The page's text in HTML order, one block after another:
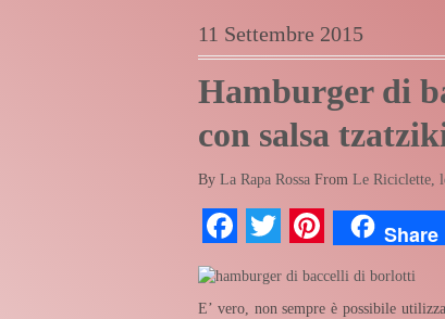
11 Settembre 2015
Hamburger di
con salsa
By La Rapa Rossa From Le Riciclette,
Facebook
TwitterPinterest
Share
E’ vero, non sempre è possibile